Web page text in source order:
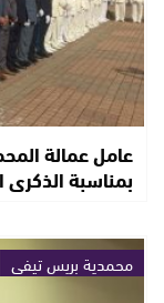
عامل عمالة
بمناسبة
محمدية بريس تيفي